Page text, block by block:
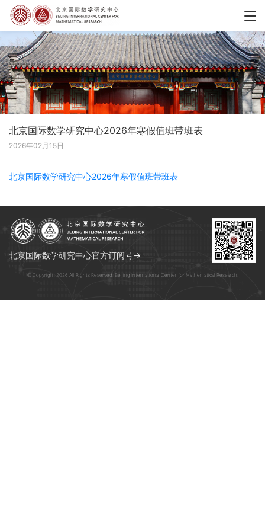
北京国际数学研究中心2026年寒假值班带班表
2026年02月15日
北京国际数学研究中心2026年寒假值班带班表
北京国际数学研究中心官方订阅号→
© Copyright 2026 All Rights Reserved. Beijing International Center for Mathematical Research.